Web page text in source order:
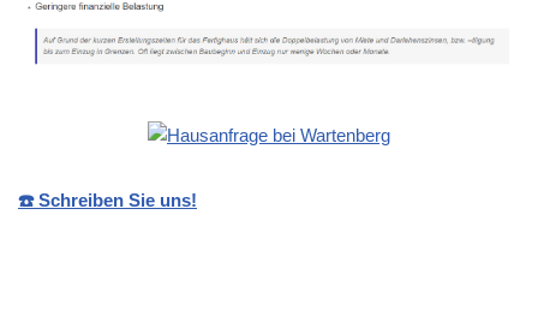
☎️ Schreiben Sie uns!